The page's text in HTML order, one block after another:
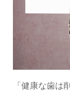
「健康な歯